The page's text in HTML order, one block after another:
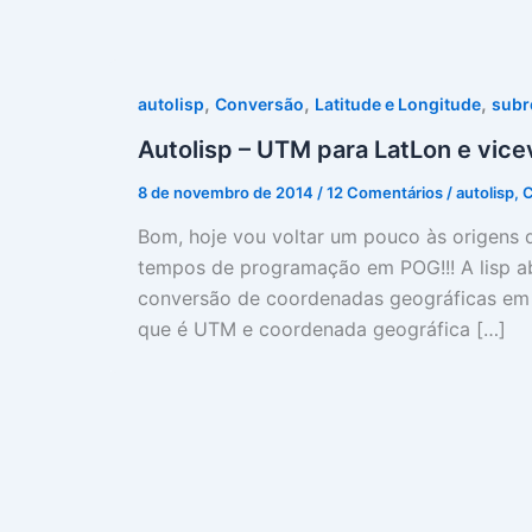
autolisp, Conversão, Latitude e Longitude,
Autolisp – UTM para LatLon e
8 de novembro de 2014 /12 Comentários /autolisp,
Bom, hoje vou voltar um pouco às
tempos de programação em POG!!! A lisp
conversão de coordenadas geográficas
que é UTM e coordenada geográfica […]